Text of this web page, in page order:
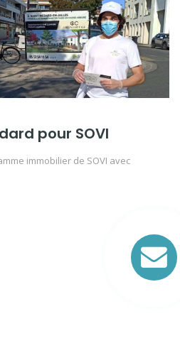
pour SOVI
immobilier de SOVI avec